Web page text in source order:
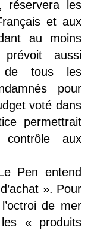
réservera les
et aux
au moins
aussi
de tous les
pour
voté dans
permettrait
contrôle aux
Pen entend
». Pour
de mer
« produits